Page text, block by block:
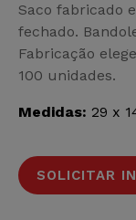
Saco fabricado
fechado.
Fabricação
100 unidades.
Medidas: 29 x
SOLICITAR